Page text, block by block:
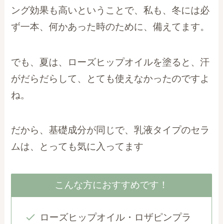
ング効果も高いということで、私も、冬には必
ず一本、何かあった時のために、備えてます。
でも、夏は、ローズヒップオイルを塗ると、汗
がだらだらして、とても使えなかったのですよ
ね。
だから、基礎成分が同じで、乳液タイプのセラ
ムは、とっても気に入ってます
こんな方におすすめです！
ローズヒップオイル・ロザピンプラ